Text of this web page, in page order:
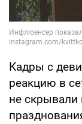
Кадры с
реакцию в
не скрывали